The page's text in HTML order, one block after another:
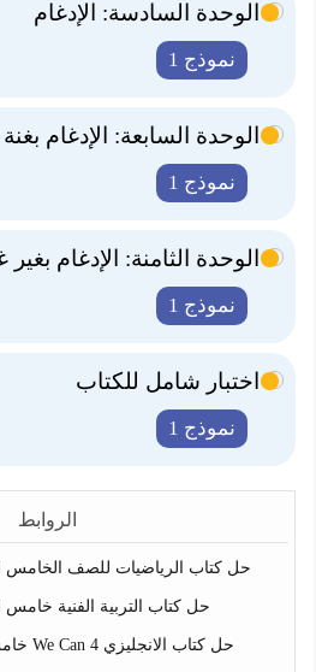
الوحدة السادسة: الإدغام
نموذج 1
الوحدة السابعة: الإدغام بغنة
نموذج 1
الوحدة الثامنة: الإدغام بغير
نموذج 1
اختبار شامل للكتاب
نموذج 1
الروابط
حل كتاب الرياضيات للصف الخامس
حل كتاب التربية الفنية خامس
حل كتاب الانجليزي We Can 4 خامس ابتدائي ف2 1442